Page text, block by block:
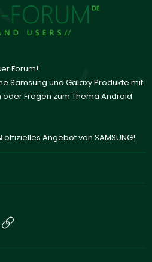
Forum!
Samsung und Galaxy Produkte mit
Fragen zum Thema Android
offizielles Angebot von SAMSUNG!
E-Mail